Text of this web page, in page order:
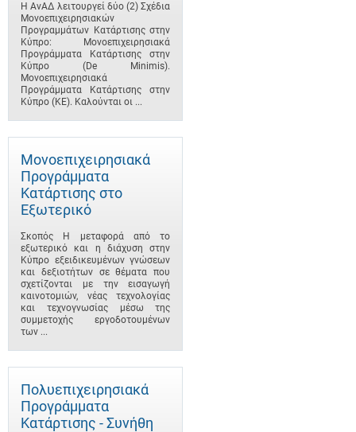
Η ΑνΑΔ λειτουργεί δύο (2) Σχέδια
Μονοεπιχειρησιακών
Προγραμμάτων Κατάρτισης στην
Κύπρο: Μονοεπιχειρησιακά
Προγράμματα Κατάρτισης στην
Κύπρο (De Minimis).
Μονοεπιχειρησιακά
Προγράμματα Κατάρτισης στην
Κύπρο (ΚΕ). Καλούνται οι ...
Μονοεπιχειρησιακά
Προγράμματα
Κατάρτισης στο
Εξωτερικό
Σκοπός Η μεταφορά από το
εξωτερικό και η διάχυση στην
Κύπρο εξειδικευμένων γνώσεων
και δεξιοτήτων σε θέματα που
σχετίζονται με την εισαγωγή
καινοτομιών, νέας τεχνολογίας
και τεχνογνωσίας μέσω της
συμμετοχής εργοδοτουμένων
των ...
Πολυεπιχειρησιακά
Προγράμματα
Κατάρτισης - Συνήθη